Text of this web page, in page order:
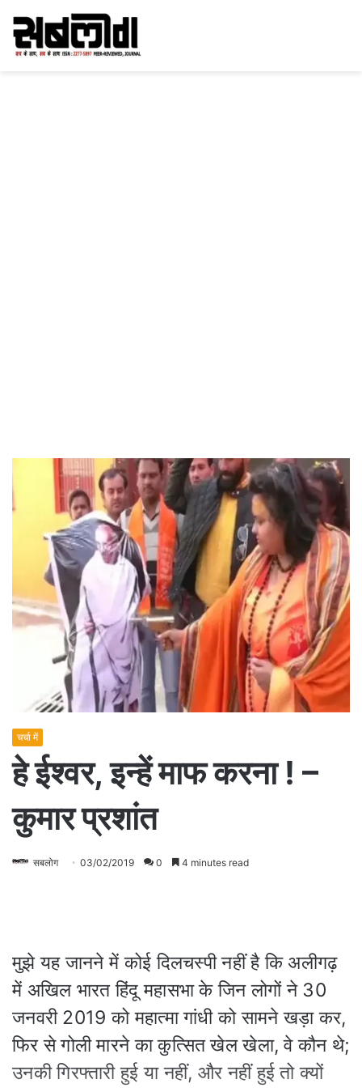
चर्चा में
हे ईश्वर, इन्हें माफ करना ! –
कुमार प्रशांत
सबलोग 03/02/2019 0 4 minutes read
मुझे यह जानने में कोई दिलचस्पी नहीं है कि अलीगढ़
में अखिल भारत हिंदू महासभा के जिन लोगों ने 30
जनवरी 2019 को महात्मा गांधी को सामने खड़ा कर,
फिर से गोली मारने का कुत्सित खेल खेला, वे कौन थे;
उनकी गिरफ्तारी हुई या नहीं, और नहीं हुई तो क्यों